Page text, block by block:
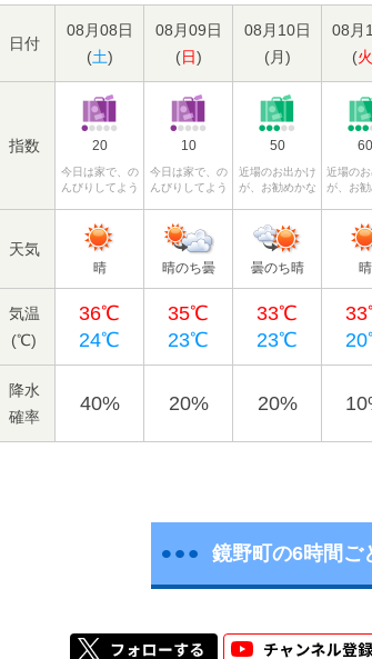
日付
08月08日
(土)
08月09日
(日)
08月10日
(月)
08月
(火
指数 20
今日は家で、の
んびりしてよう
10
今日は家で、の
んびりしてよう
50
近場のお出かけ
が、お勧めかな
60
近場の
が、お
天気
晴 晴のち曇 曇のち晴 晴
気温
(℃)
36℃
24℃
35℃
23℃
33℃
23℃
降水
確率
40% 20% 20%
鏡野町の6時間ご